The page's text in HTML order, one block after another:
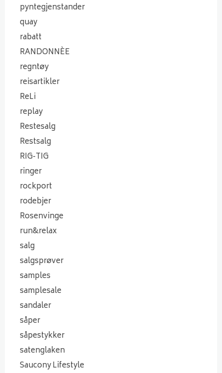
pyntegjenstander
quay
rabatt
RANDONNÈE
regntøy
reisartikler
ReLi
replay
Restesalg
Restsalg
RIG-TIG
ringer
rockport
rodebjer
Rosenvinge
run&relax
salg
salgsprøver
samples
samplesale
sandaler
såper
såpestykker
satenglaken
Saucony Lifestyle